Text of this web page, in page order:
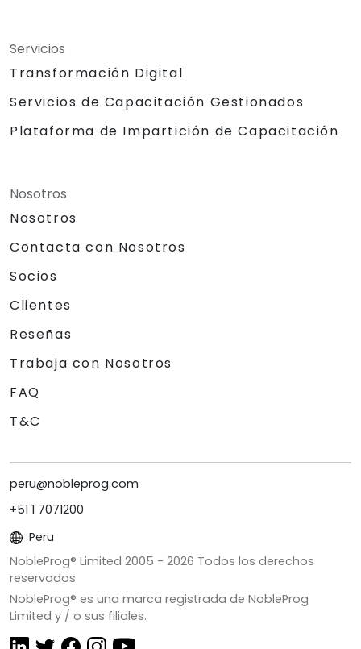
Servicios
Transformación Digital
Servicios de Capacitación Gestionados
Plataforma de Impartición de Capacitación
Nosotros
Nosotros
Contacta con Nosotros
Socios
Clientes
Reseñas
Trabaja con Nosotros
FAQ
T&C
peru@nobleprog.com
+51 1 7071200
Peru
NobleProg® Limited 2005 - 2026 Todos los derechos
reservados
NobleProg® es una marca registrada de NobleProg
Limited y / o sus filiales.